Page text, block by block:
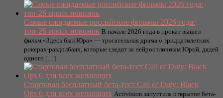
Самые ожидаемые российские фильмы 2026 года:
топ-26 ярких новинок В начале 2026 года в прокат вышел
фильм «Здесь был Юра» — трогательная драма о тридцатилетних
рокерах-раздолбаях, которые следят за нейроотличным Юрой, дядей
одного […]
Стартовал бесплатный бета-тест Call of Duty: Black
Ops 6 для всех желающих Activision запустила открытое бета-